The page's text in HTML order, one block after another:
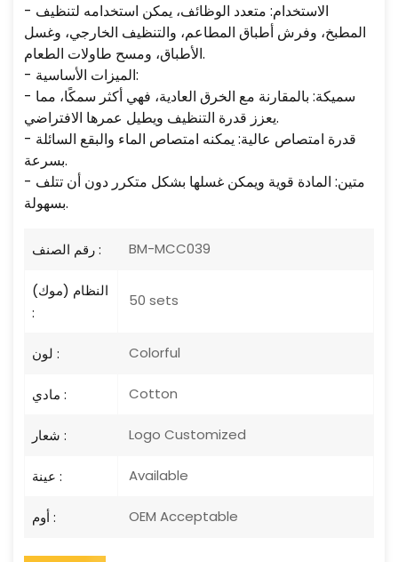
- الاستخدام: متعدد الوظائف، يمكن استخدامه لتنظيف
المطبخ، وفرش أطباق المطاعم، والتنظيف الخارجي، وغسل
الأطباق، ومسح طاولات الطعام.
- الميزات الأساسية:
- سميكة: بالمقارنة مع الخرق العادية، فهي أكثر سمكًا، مما
يعزز قدرة التنظيف ويطيل عمرها الافتراضي.
- قدرة امتصاص عالية: يمكنه امتصاص الماء والبقع السائلة
بسرعة.
- متين: المادة قوية ويمكن غسلها بشكل متكرر دون أن تتلف
بسهولة.
رقم الصنف : BM-MCC039
النظام (موك)
:
50 sets
لون : Colorful
مادي : Cotton
شعار : Logo Customized
عينة : Available
أوم : OEM Acceptable